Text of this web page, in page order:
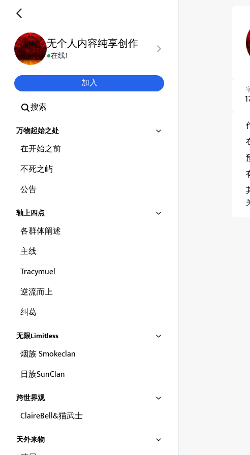
无个人内容纯享创作
在线1
加入
搜索
万物起始之处
在开始之前
不死之屿
公告
轴上四点
各群体阐述
主线
Tracymuel
逆流而上
纠葛
无限Limitless
烟族 Smokeclan
日族SunClan
跨世界观
ClaireBell&猫武士
天外来物